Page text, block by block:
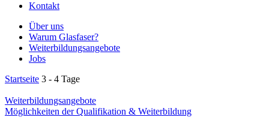
Kontakt
Über uns
Warum Glasfaser?
Weiterbildungsangebote
Jobs
Startseite 3 - 4 Tage
Weiterbildungsangebote
Möglichkeiten der Qualifikation & Weiterbildung